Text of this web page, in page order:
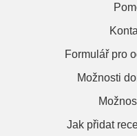
Formulář pro
Možnosti
Jak přidat